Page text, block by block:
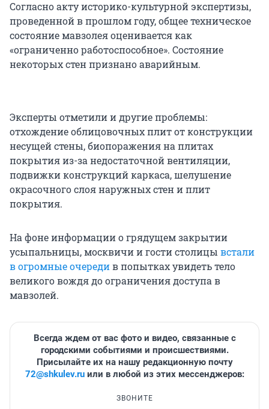
Согласно акту историко-культурной экспертизы,
проведенной в прошлом году, общее техническое
состояние мавзолея оценивается как
«ограниченно работоспособное». Состояние
некоторых стен признано аварийным.
Эксперты отметили и другие проблемы:
отхождение облицовочных плит от конструкции
несущей стены, биопоражения на плитах
покрытия из-за недостаточной вентиляции,
подвижки конструкций каркаса, шелушение
окрасочного слоя наружных стен и плит
покрытия.
На фоне информации о грядущем закрытии
усыпальницы, москвичи и гости столицы встали
в огромные очередив попытках увидеть тело
великого вождя до ограничения доступа в
мавзолей.
Всегда ждем от вас фото и видео, связанные с
городскими событиями и происшествиями.
Присылайте их на нашу редакционную почту
72@shkulev.ruили в любой из этих мессенджеров:
ЗВОНИТЕ